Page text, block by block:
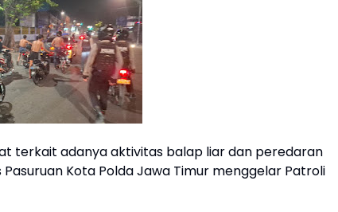
terkait adanya aktivitas balap liar dan peredaran
Kota Polda Jawa Timur menggelar Patroli